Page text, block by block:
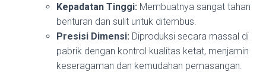
Kepadatan Tinggi: Membuatnya sangat tahan
benturan dan sulit untuk ditembus.
Presisi Dimensi: Diproduksi secara massal di
pabrik dengan kontrol kualitas ketat, menjamin
keseragaman dan kemudahan pemasangan.